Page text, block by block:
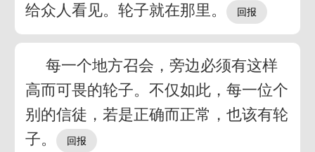
给众人看见。轮子就在那里。
每一个地方召会，旁边必须有这样
高而可畏的轮子。不仅如此，每一位个
别的信徒，若是正确而正常，也该有轮
子。